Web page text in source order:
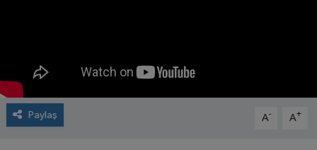
Paylaş A- A+